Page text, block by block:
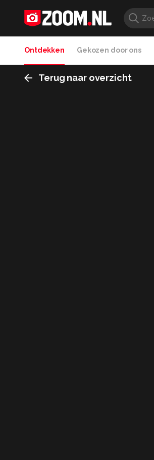
Ontdekken Gekozen door ons
Terug naar overzicht